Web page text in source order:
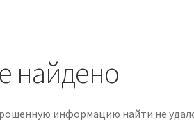
найдено
информацию найти не